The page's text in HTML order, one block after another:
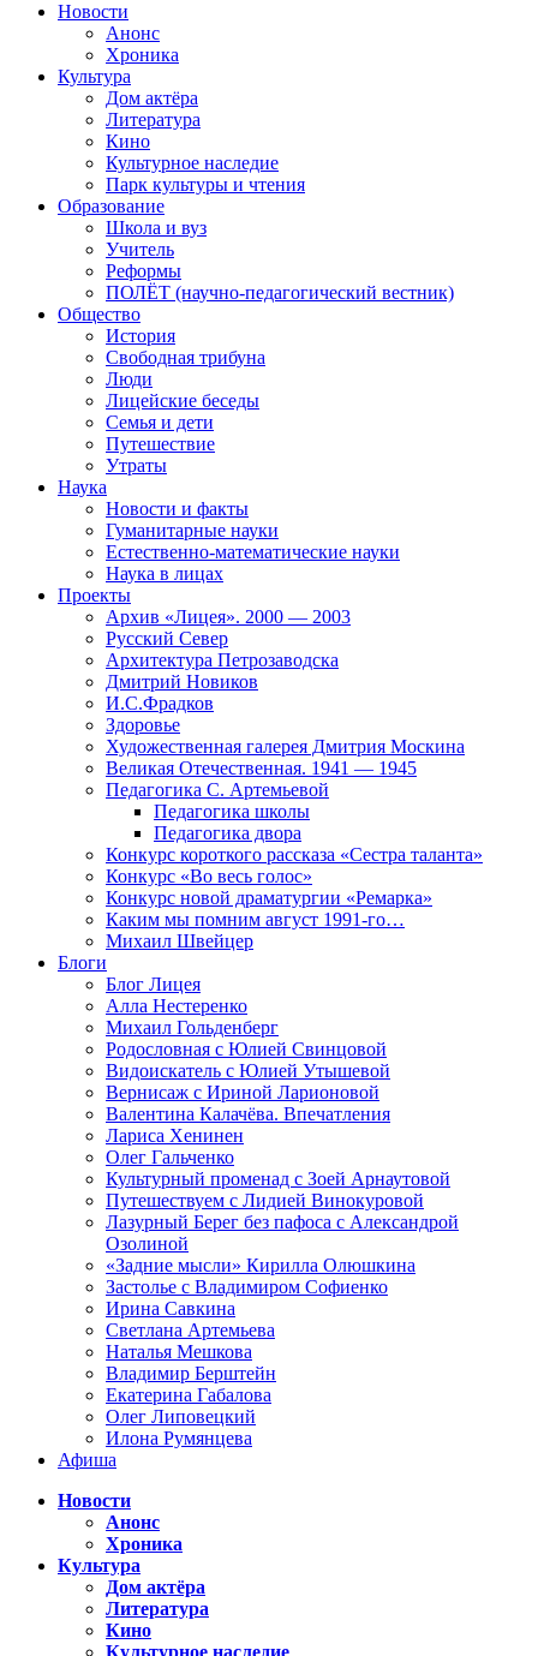
Новости
Анонс
Хроника
Культура
Дом актёра
Литература
Кино
Культурное наследие
Парк культуры и чтения
Образование
Школа и вуз
Учитель
Реформы
ПОЛЁТ (научно-педагогический вестник)
Общество
История
Свободная трибуна
Люди
Лицейские беседы
Семья и дети
Путешествие
Утраты
Наука
Новости и факты
Гуманитарные науки
Естественно-математические науки
Наука в лицах
Проекты
Архив «Лицея». 2000 — 2003
Русский Север
Архитектура Петрозаводска
Дмитрий Новиков
И.С.Фрадков
Здоровье
Художественная галерея Дмитрия Москина
Великая Отечественная. 1941 — 1945
Педагогика С. Артемьевой
Педагогика школы
Педагогика двора
Конкурс короткого рассказа «Сестра таланта»
Конкурс «Во весь голос»
Конкурс новой драматургии «Ремарка»
Каким мы помним август 1991-го…
Михаил Швейцер
Блоги
Блог Лицея
Алла Нестеренко
Михаил Гольденберг
Родословная с Юлией Свинцовой
Видоискатель с Юлией Утышевой
Вернисаж с Ириной Ларионовой
Валентина Калачёва. Впечатления
Лариса Хенинен
Олег Гальченко
Культурный променад с Зоей Арнаутовой
Путешествуем с Лидией Винокуровой
Лазурный Берег без пафоса с Александрой
Озолиной
«Задние мысли» Кирилла Олюшкина
Застолье с Владимиром Софиенко
Ирина Савкина
Светлана Артемьева
Наталья Мешкова
Владимир Берштейн
Екатерина Габалова
Олег Липовецкий
Илона Румянцева
Афиша
Новости
Анонс
Хроника
Культура
Дом актёра
Литература
Кино